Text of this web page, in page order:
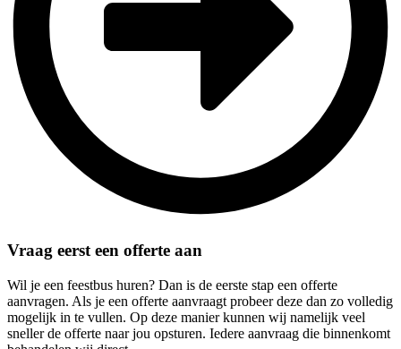
Vraag eerst een offerte aan
Wil je een feestbus huren? Dan is de eerste stap een offerte
aanvragen. Als je een offerte aanvraagt probeer deze dan zo volledig
mogelijk in te vullen. Op deze manier kunnen wij namelijk veel
sneller de offerte naar jou opsturen. Iedere aanvraag die binnenkomt